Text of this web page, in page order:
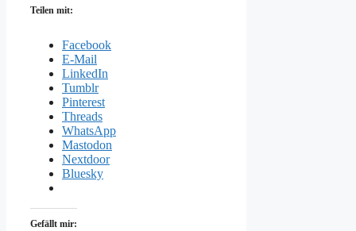
Teilen mit:
Facebook
E-Mail
LinkedIn
Tumblr
Pinterest
Threads
WhatsApp
Mastodon
Nextdoor
Bluesky
Gefällt mir: